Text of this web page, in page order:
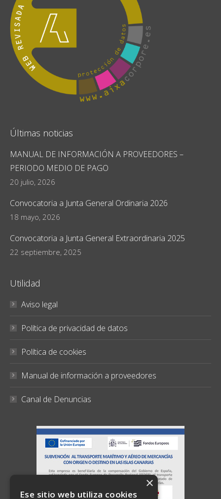
Últimas noticias
MANUAL DE INFORMACIÓN A PROVEEDORES –
PERIODO MEDIO DE PAGO
20 julio, 2026
Convocatoria a Junta General Ordinaria 2026
18 mayo, 2026
Convocatoria a Junta General Extraordinaria 2025
22 septiembre, 2025
Utilidad
Aviso legal
Política de privacidad de datos
Política de cookies
Manual de información a proveedores
Canal de Denuncias
×
Ese sitio web utiliza cookies